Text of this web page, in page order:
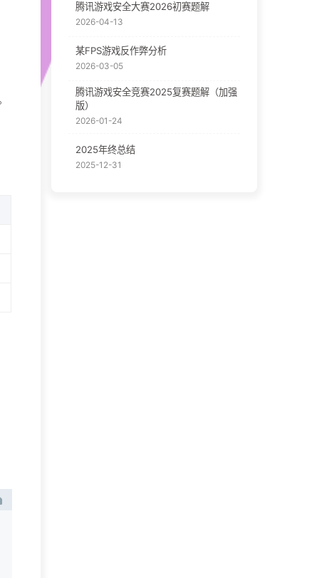
腾讯游戏安全大赛2026初赛题解
2026-04-13
某FPS游戏反作弊分析
2026-03-05
腾讯游戏安全竞赛2025复赛题解（加强
版）
2026-01-24
2025年终总结
2025-12-31